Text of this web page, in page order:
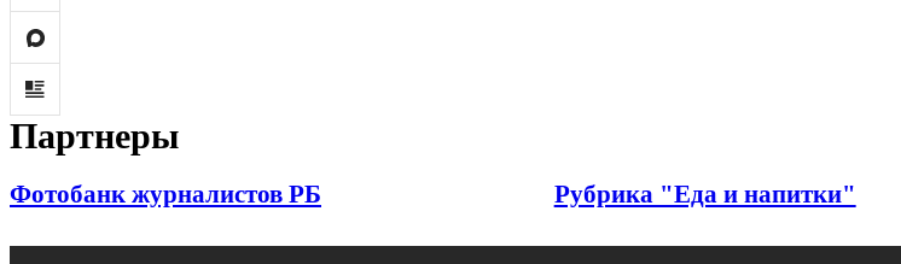
Партнеры
Фотобанк журналистов РБ Рубрика "Еда и напитки"